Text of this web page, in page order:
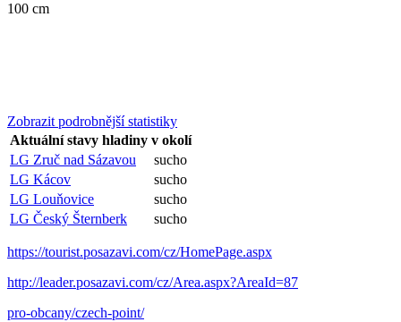
100 cm
Zobrazit podrobnější statistiky
Aktuální stavy hladiny v okolí
LG Zruč nad Sázavou
sucho
LG Kácov
sucho
LG Louňovice
sucho
LG Český Šternberk
sucho
https://tourist.posazavi.com/cz/HomePage.aspx
http://leader.posazavi.com/cz/Area.aspx?AreaId=87
pro-obcany/czech-point/